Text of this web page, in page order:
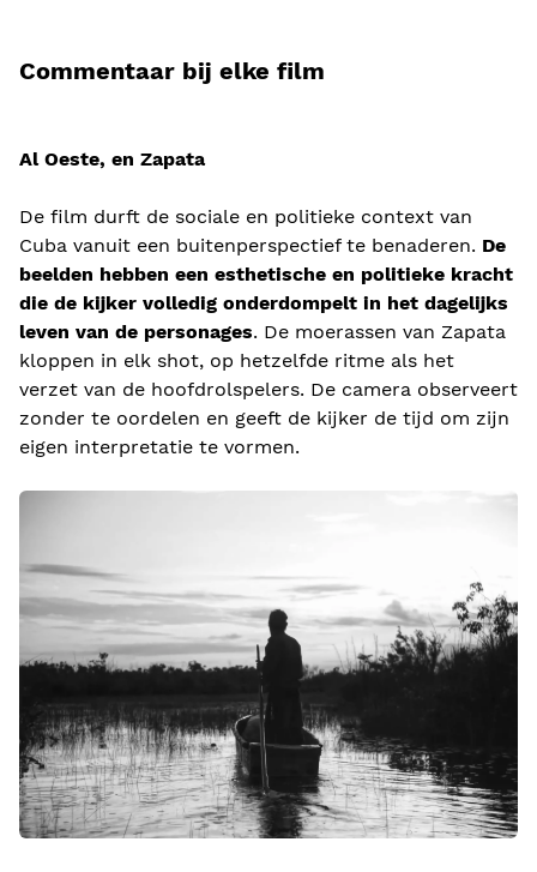
Commentaar bij elke film
Al Oeste, en Zapata
De film durft de sociale en politieke context van
Cuba vanuit een buitenperspectief te benaderen. De
beelden hebben een esthetische en politieke kracht
die de kijker volledig onderdompelt in het dagelijks
leven van de personages. De moerassen van Zapata
kloppen in elk shot, op hetzelfde ritme als het
verzet van de hoofdrolspelers. De camera observeert
zonder te oordelen en geeft de kijker de tijd om zijn
eigen interpretatie te vormen.